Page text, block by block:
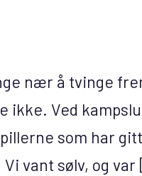
nær å tvinge
ikke. Ved
som har
Vi vant sølv, og